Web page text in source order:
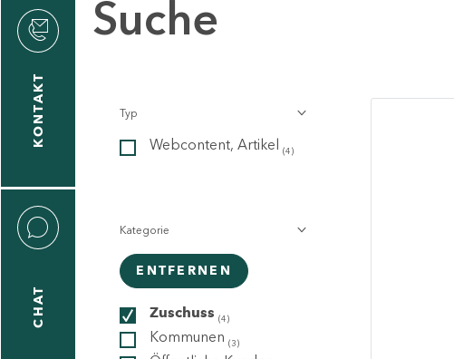
KONTAKT
CHAT
Suche
Typ
Webcontent, Artikel (4)
Kategorie
ENTFERNEN
Zuschuss (4)
Kommunen (3)